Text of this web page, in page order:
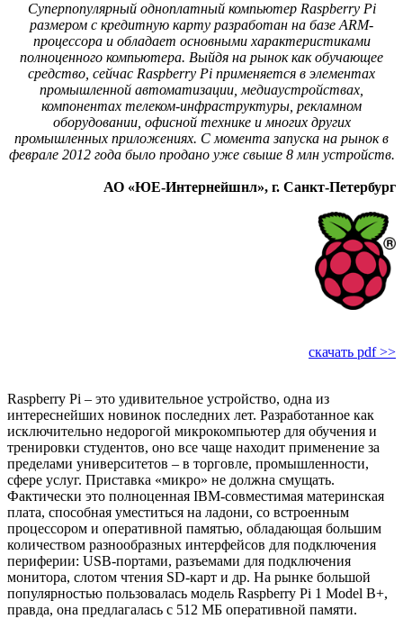
Суперпопулярный одноплатный компьютер Raspberry Pi
размером с кредитную карту разработан на базе ARM-
процессора и обладает основными характеристиками
полноценного компьютера. Выйдя на рынок как обучающее
средство, сейчас Raspberry Pi применяется в элементах
промышленной автоматизации, медиаустройствах,
компонентах телеком-инфраструктуры, рекламном
оборудовании, офисной технике и многих других
промышленных приложениях. С момента запуска на рынок в
феврале 2012 года было продано уже свыше 8 млн устройств.
АО «ЮЕ-Интернейшнл», г. Санкт-Петербург
скачать pdf >>
Raspberry Pi – это удивительное устройство, одна из
интереснейших новинок последних лет. Разработанное как
исключительно недорогой микрокомпьютер для обучения и
тренировки студентов, оно все чаще находит применение за
пределами университетов – в торговле, промышленности,
сфере услуг. Приставка «микро» не должна смущать.
Фактически это полноценная IBM-совместимая материнская
плата, способная уместиться на ладони, со встроенным
процессором и оперативной памятью, обладающая большим
количеством разнообразных интерфейсов для подключения
периферии: USB-портами, разъемами для подключения
монитора, слотом чтения SD-карт и др. На рынке большой
популярностью пользовалась модель Raspberry Pi 1 Model B+,
правда, она предлагалась с 512 МБ оперативной памяти.